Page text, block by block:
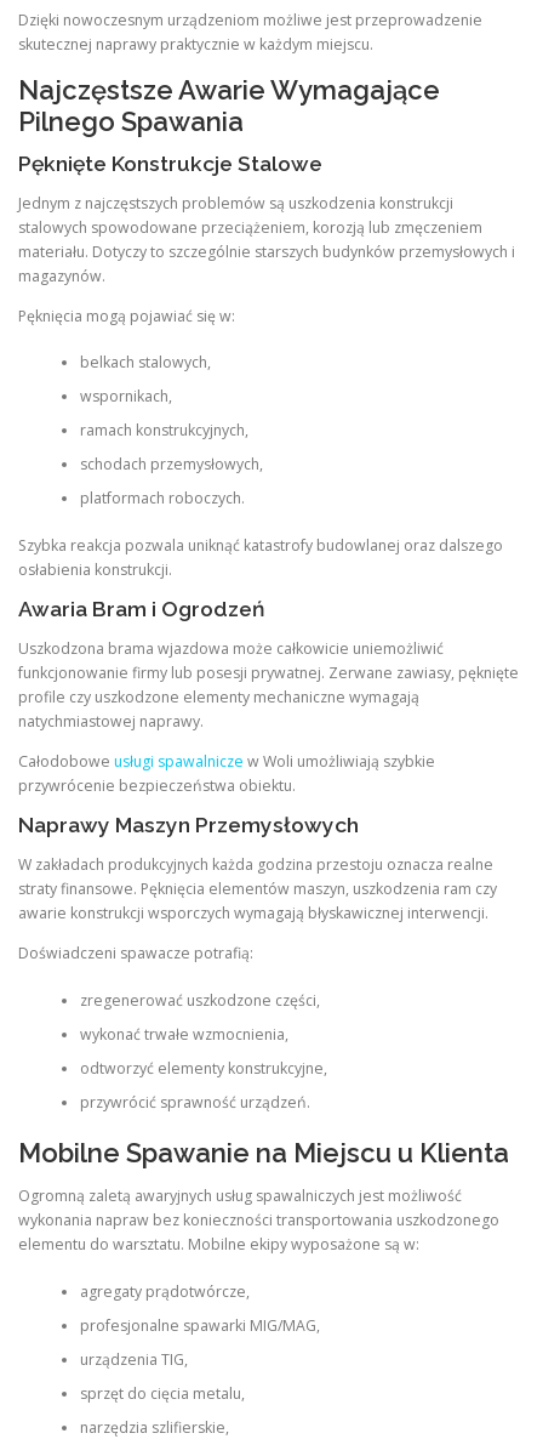
Dzięki nowoczesnym urządzeniom możliwe jest przeprowadzenie
skutecznej naprawy praktycznie w każdym miejscu.
Najczęstsze Awarie Wymagające
Pilnego Spawania
Pęknięte Konstrukcje Stalowe
Jednym z najczęstszych problemów są uszkodzenia konstrukcji
stalowych spowodowane przeciążeniem, korozją lub zmęczeniem
materiału. Dotyczy to szczególnie starszych budynków przemysłowych i
magazynów.
Pęknięcia mogą pojawiać się w:
belkach stalowych,
wspornikach,
ramach konstrukcyjnych,
schodach przemysłowych,
platformach roboczych.
Szybka reakcja pozwala uniknąć katastrofy budowlanej oraz dalszego
osłabienia konstrukcji.
Awaria Bram i Ogrodzeń
Uszkodzona brama wjazdowa może całkowicie uniemożliwić
funkcjonowanie firmy lub posesji prywatnej. Zerwane zawiasy, pęknięte
profile czy uszkodzone elementy mechaniczne wymagają
natychmiastowej naprawy.
Całodobowe usługi spawalnicze w Woli umożliwiają szybkie
przywrócenie bezpieczeństwa obiektu.
Naprawy Maszyn Przemysłowych
W zakładach produkcyjnych każda godzina przestoju oznacza realne
straty finansowe. Pęknięcia elementów maszyn, uszkodzenia ram czy
awarie konstrukcji wsporczych wymagają błyskawicznej interwencji.
Doświadczeni spawacze potrafią:
zregenerować uszkodzone części,
wykonać trwałe wzmocnienia,
odtworzyć elementy konstrukcyjne,
przywrócić sprawność urządzeń.
Mobilne Spawanie na Miejscu u Klienta
Ogromną zaletą awaryjnych usług spawalniczych jest możliwość
wykonania napraw bez konieczności transportowania uszkodzonego
elementu do warsztatu. Mobilne ekipy wyposażone są w:
agregaty prądotwórcze,
profesjonalne spawarki MIG/MAG,
urządzenia TIG,
sprzęt do cięcia metalu,
narzędzia szlifierskie,